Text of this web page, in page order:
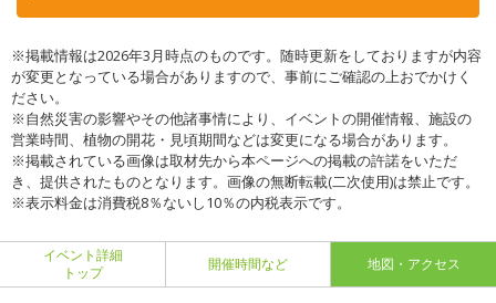
※掲載情報は2026年3月時点のものです。随時更新をしておりますが内容
が変更となっている場合がありますので、事前にご確認の上おでかけく
ださい。
※自然災害の影響やその他諸事情により、イベントの開催情報、施設の
営業時間、植物の開花・見頃期間などは変更になる場合があります。
※掲載されている画像は取材先から本ページへの掲載の許諾をいただ
き、提供されたものとなります。画像の無断転載(二次使用)は禁止です。
※表示料金は消費税8％ないし10％の内税表示です。
イベント詳細
トップ
開催時間など 地図・アクセス